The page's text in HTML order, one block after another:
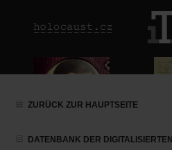
ZURÜCK ZUR HAUPTSEITE
DATENBANK DER DIGITALISIERTEN